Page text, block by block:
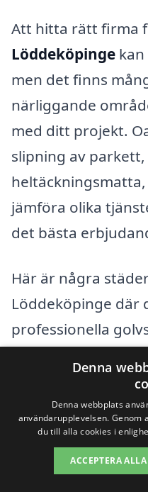
Att hitta rätt firma
Löddeköpinge
men det finns
närliggande
med ditt projekt.
slipning av
jämföra olika
det bästa
Här är några
Löddeköpinge där
professionella
Kävlinge
Arlöv
Burlöv
Helsingborg
Denna
Denna webbplats
användarupplevelsen. Genom
du till alla cookies i
ACCEPTERA ALLA